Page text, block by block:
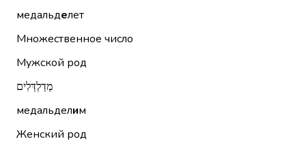
медальделет
Множественное число
Мужской род
מְדַלְדְּלִים
медальделим
Женский род